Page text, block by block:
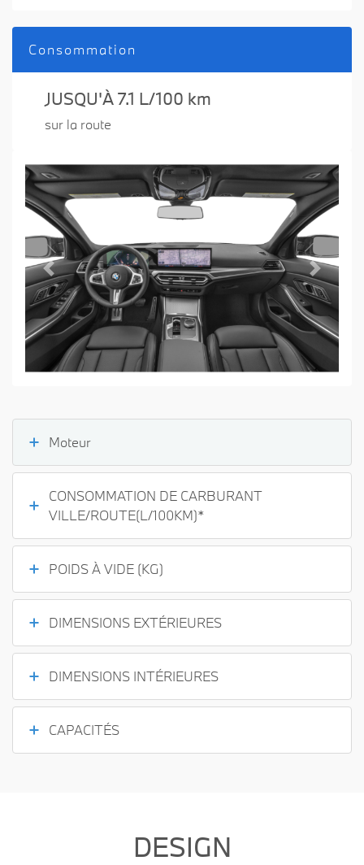
Consommation
JUSQU'À 7.1 L/100 km
sur la route
Previous Next
Moteur
CONSOMMATION DE CARBURANT
VILLE/ROUTE(L/100KM)*
POIDS À VIDE (KG)
DIMENSIONS EXTÉRIEURES
DIMENSIONS INTÉRIEURES
CAPACITÉS
DESIGN